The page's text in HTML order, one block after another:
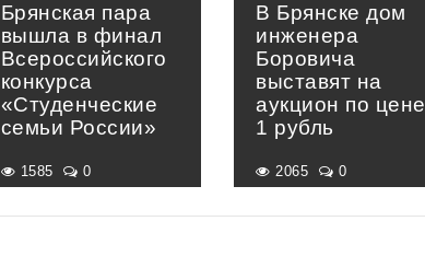
Брянская пара
вышла в финал
Всероссийского
конкурса
«Студенческие
семьи России»
1585 0
В Брянске дом
инженера
Боровича
выставят на
аукцион по цене
1 рубль
2065 0